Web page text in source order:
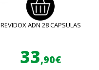
REVIDOX ADN 28 CAPSULAS
33,90€